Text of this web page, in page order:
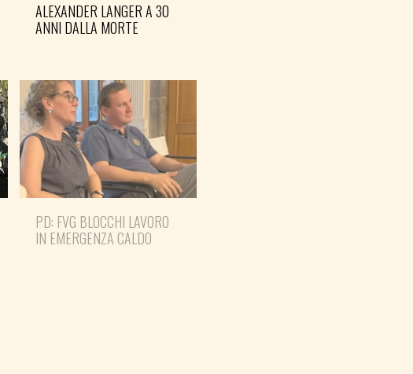
ALEXANDER LANGER A 30
ANNI DALLA MORTE
PD: FVG BLOCCHI LAVORO
IN EMERGENZA CALDO